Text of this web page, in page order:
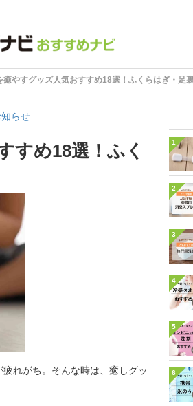
癒やすグッズ人気おすすめ18選！ふくらはぎ・足
らせ
すめ18選！ふく
れがち。そんな時は、癒しグッ
1
2
3
4
5
6